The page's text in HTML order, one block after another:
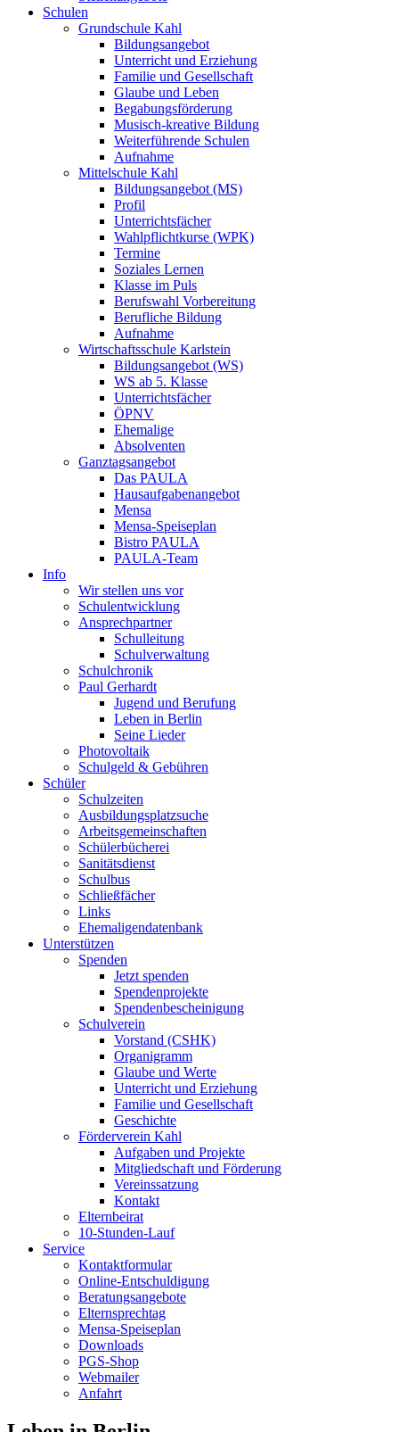
Schulen
Grundschule Kahl
Bildungsangebot
Unterricht und Erziehung
Familie und Gesellschaft
Glaube und Leben
Begabungsförderung
Musisch-kreative Bildung
Weiterführende Schulen
Aufnahme
Mittelschule Kahl
Bildungsangebot (MS)
Profil
Unterrichtsfächer
Wahlpflichtkurse (WPK)
Termine
Soziales Lernen
Klasse im Puls
Berufswahl Vorbereitung
Berufliche Bildung
Aufnahme
Wirtschaftsschule Karlstein
Bildungsangebot (WS)
WS ab 5. Klasse
Unterrichtsfächer
ÖPNV
Ehemalige
Absolventen
Ganztagsangebot
Das PAULA
Hausaufgabenangebot
Mensa
Mensa-Speiseplan
Bistro PAULA
PAULA-Team
Info
Wir stellen uns vor
Schulentwicklung
Ansprechpartner
Schulleitung
Schulverwaltung
Schulchronik
Paul Gerhardt
Jugend und Berufung
Leben in Berlin
Seine Lieder
Photovoltaik
Schulgeld & Gebühren
Schüler
Schulzeiten
Ausbildungsplatzsuche
Arbeitsgemeinschaften
Schülerbücherei
Sanitätsdienst
Schulbus
Schließfächer
Links
Ehemaligendatenbank
Unterstützen
Spenden
Jetzt spenden
Spendenprojekte
Spendenbescheinigung
Schulverein
Vorstand (CSHK)
Organigramm
Glaube und Werte
Unterricht und Erziehung
Familie und Gesellschaft
Geschichte
Förderverein Kahl
Aufgaben und Projekte
Mitgliedschaft und Förderung
Vereinssatzung
Kontakt
Elternbeirat
10-Stunden-Lauf
Service
Kontaktformular
Online-Entschuldigung
Beratungsangebote
Elternsprechtag
Mensa-Speiseplan
Downloads
PGS-Shop
Webmailer
Anfahrt